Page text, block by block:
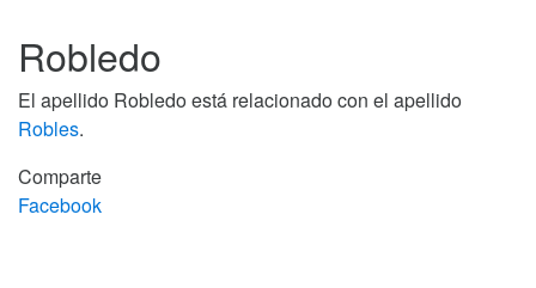
Robledo
El apellido Robledo está relacionado con el apellido
Robles.
Comparte
Facebook